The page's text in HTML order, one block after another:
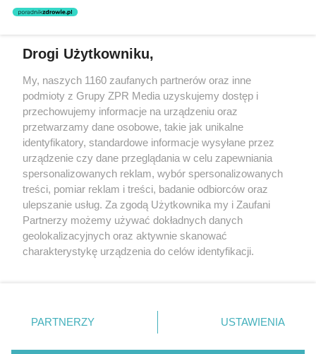
nie prowadzi działalności leczniczej polegającej na udzielaniu
świadczeń zdrowotnych w rozumieniu art. 3 ust 1 ustawy o
Żaden utwór zamieszczony w serwisie nie może być powielany i
rozpowszechniany lub dalej rozpowszechniany w jakikolwiek sposób
(w tym także elektroniczny lub mechaniczny) na jakimkolwiek polu
eksploatacji w jakiejkolwiek formie, włącznie z umieszczaniem w
Internecie bez pisemnej zgody właściciela praw. Jakiekolwiek użycie
lub wykorzystanie utworów w całości lub w części z naruszeniem
prawa, tzn. bez właściwej zgody, jest zabronione pod groźbą kary i
może być ścigane prawnie.
O nas
Drogi Użytkowniku,
My, naszych 1160 zaufanych partnerów oraz inne
podmioty z Grupy ZPR Media uzyskujemy dostęp i
przechowujemy informacje na urządzeniu oraz
przetwarzamy dane osobowe, takie jak unikalne
identyfikatory, standardowe informacje wysyłane przez
urządzenie czy dane przeglądania w celu zapewniania
spersonalizowanych reklam, wybór spersonalizowanych
treści, pomiar reklam i treści, badanie odbiorców oraz
ulepszanie usług. Za zgodą Użytkownika my i Zaufani
Partnerzy możemy używać dokładnych danych
geolokalizacyjnych oraz aktywnie skanować
charakterystykę urządzenia do celów identyfikacji.
zmienić/wycofać klikając przycisk ustawień prywatności
znajdujący się w lewym dolnym rogu strony
rodzaje przetwarzania danych nie wymagają zgody
PARTNERZY USTAWIENIA